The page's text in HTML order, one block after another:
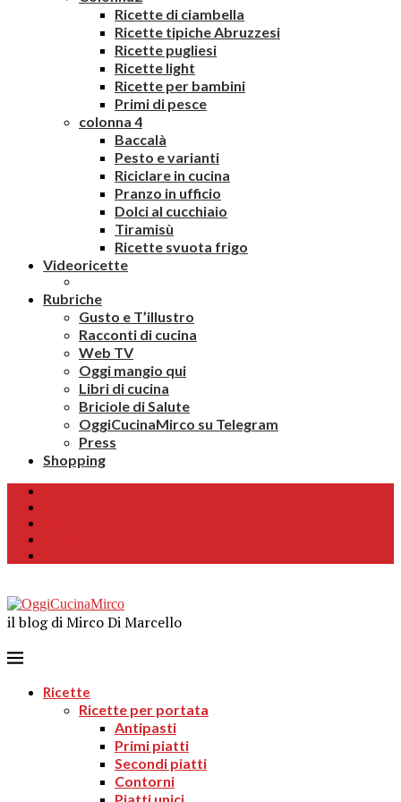
Ricette di ciambella
Ricette tipiche Abruzzesi
Ricette pugliesi
Ricette light
Ricette per bambini
Primi di pesce
colonna 4
Baccalà
Pesto e varianti
Riciclare in cucina
Pranzo in ufficio
Dolci al cucchiaio
Tiramisù
Ricette svuota frigo
Videoricette
Rubriche
Gusto e T’illustro
Racconti di cucina
Web TV
Oggi mangio qui
Libri di cucina
Briciole di Salute
OggiCucinaMirco su Telegram
Press
Shopping
il blog di Mirco Di Marcello
Ricette
Ricette per portata
Antipasti
Primi piatti
Secondi piatti
Contorni